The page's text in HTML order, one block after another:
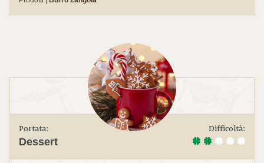
Portata:
Dessert
Difficoltà: